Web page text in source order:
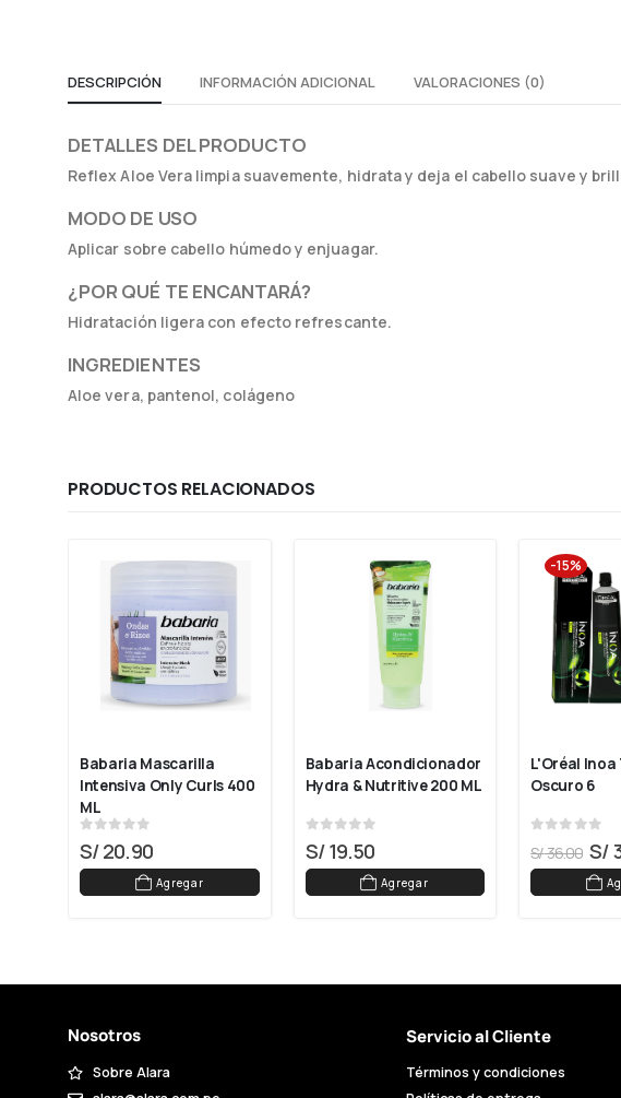
DESCRIPCIÓN INFORMACIÓN ADICIONAL VALORACIONES (0)
DETALLES DEL PRODUCTO
Reflex Aloe Vera limpia suavemente, hidrata y deja el cabello suave y
MODO DE USO
Aplicar sobre cabello húmedo y enjuagar.
¿POR QUÉ TE ENCANTARÁ?
Hidratación ligera con efecto refrescante.
INGREDIENTES
Aloe vera, pantenol, colágeno
PRODUCTOS RELACIONADOS
Babaria Mascarilla
Intensiva Only Curls 400
ML
S/20.90
Agregar
Babaria Acondicionador
Hydra & Nutritive 200 ML
S/19.50
Agregar
-15%
L'Oréal
Oscuro 6
S/36.00 S/
Nosotros
Sobre Alara
Servicio al Cliente
Términos y condiciones